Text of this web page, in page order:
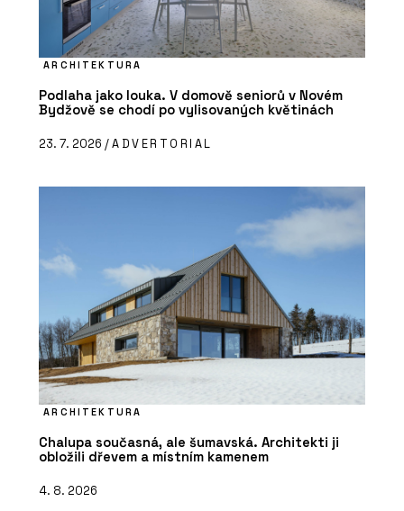
ARCHITEKTURA
Podlaha jako louka. V domově seniorů v Novém
Bydžově se chodí po vylisovaných květinách
23. 7. 2026 /ADVERTORIAL
ARCHITEKTURA
Chalupa současná, ale šumavská. Architekti ji
obložili dřevem a místním kamenem
4. 8. 2026